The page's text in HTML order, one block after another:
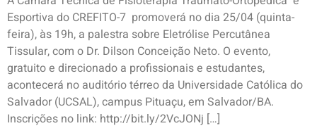
Esportiva do CREFITO-7 promoverá no dia 25/04 (quinta-
feira), às 19h, a palestra sobre Eletrólise Percutânea
Tissular, com o Dr. Dilson Conceição Neto. O evento,
gratuito e direcionado a profissionais e estudantes,
acontecerá no auditório térreo da Universidade Católica do
Salvador (UCSAL), campus Pituaçu, em Salvador/BA.
Inscrições no link: http://bit.ly/2VcJONj […]